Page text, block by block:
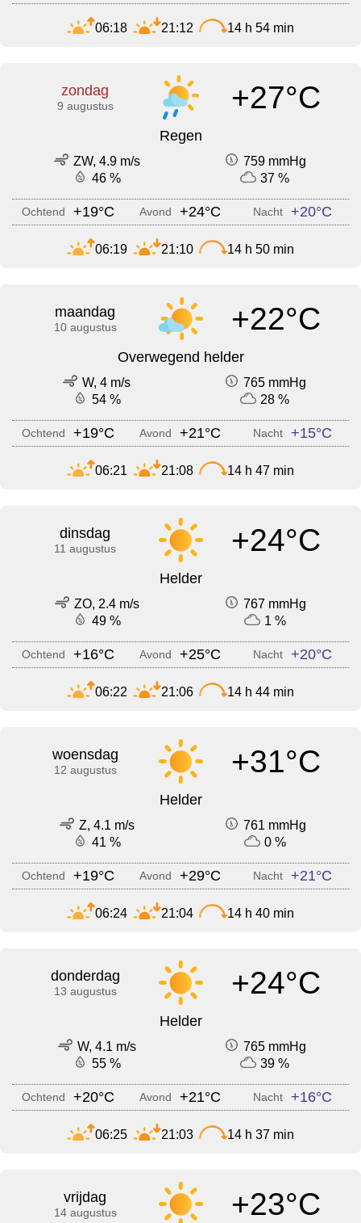
06:18 21:12 14 h 54 min
zondag
9 augustus +27°C
Regen
ZW, 4.9 m/s
759 mmHg
46 %
37 %
Ochtend +19°C Avond +24°C Nacht +20°C
06:19 21:10 14 h 50 min
maandag
10 augustus +22°C
Overwegend helder
W, 4 m/s
765 mmHg
54 %
28 %
Ochtend +19°C Avond +21°C Nacht +15°C
06:21 21:08 14 h 47 min
dinsdag
11 augustus +24°C
Helder
ZO, 2.4 m/s
767 mmHg
49 %
1 %
Ochtend +16°C Avond +25°C Nacht +20°C
06:22 21:06 14 h 44 min
woensdag
12 augustus +31°C
Helder
Z, 4.1 m/s
761 mmHg
41 %
0 %
Ochtend +19°C Avond +29°C Nacht +21°C
06:24 21:04 14 h 40 min
donderdag
13 augustus +24°C
Helder
W, 4.1 m/s
765 mmHg
55 %
39 %
Ochtend +20°C Avond +21°C Nacht +16°C
06:25 21:03 14 h 37 min
vrijdag
14 augustus +23°C